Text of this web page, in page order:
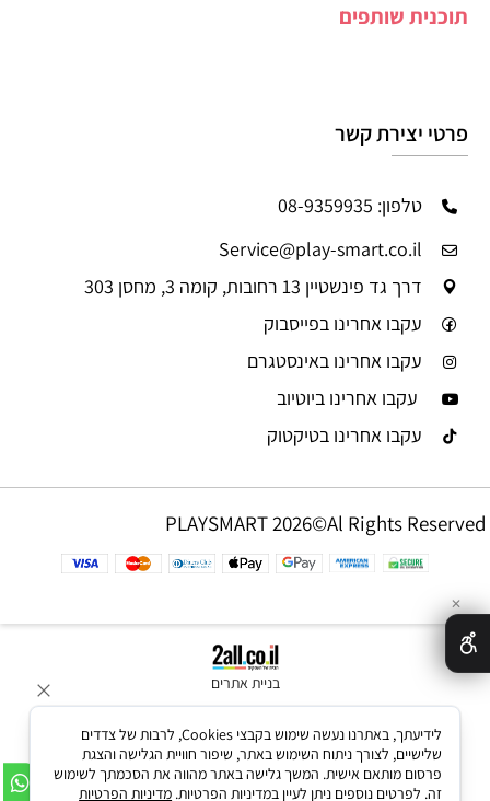
תוכנית שותפים
פרטי יצירת קשר
טלפון: 08-9359935
Service@play-smart.co.il
דרך גד פינשטיין 13 רחובות, קומה 3, מחסן 303
עקבו אחרינו בפייסבוק
עקבו אחרינו באינסטגרם
עקבו אחרינו ביוטיוב
עקבו אחרינו בטיקטוק
PLAYSMART 2026©Al Rights Reserved
בניית אתרים
✕
לידיעתך, באתרנו נעשה שימוש בקבצי Cookies, לרבות של צדדים
שלישיים, לצורך ניתוח השימוש באתר, שיפור חוויית הגלישה והצגת
פרסום מותאם אישית. המשך גלישה באתר מהווה את הסכמתך לשימוש
זה. לפרטים נוספים ניתן לעיין במדיניות הפרטיות. מדיניות הפרטיות